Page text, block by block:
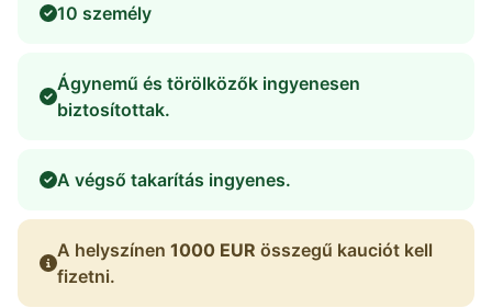
10 személy
Ágynemű és törölközők ingyenesen
biztosítottak.
A végső takarítás ingyenes.
A helyszínen 1000 EUR összegű kauciót kell
fizetni.